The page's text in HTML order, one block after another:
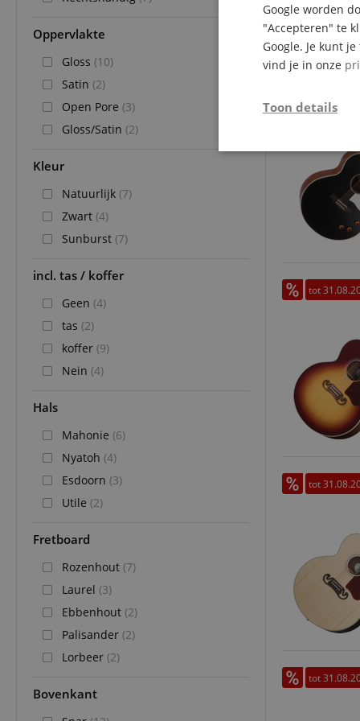
tot
tot
tot
Oppervlakte
Gloss (10)
Satin (2)
Open Pore (3)
Gloss/Satin (2)
Kleur
Natuurlijk (7)
Zwart (4)
Sunburst (7)
incl. tas / koffer
Geen (4)
tas (2)
koffer (9)
Nein (4)
Hals
Mahonie (6)
Nyatoh (4)
Esdoorn (3)
Utile (2)
Fretboard
Rozenhout (7)
Laurel (3)
Ebbenhout (2)
Palisander (2)
Lorbeer (2)
Bovenkant
Google worden
"Accepteren" te
Google. Je kunt
vind je in onze
Toon details
Strikt
noodzakelijk
Strikt
Zonder strikt
session-id-apay
FPGSID
amazon-pay-
connectedAuth
session-token
Naam